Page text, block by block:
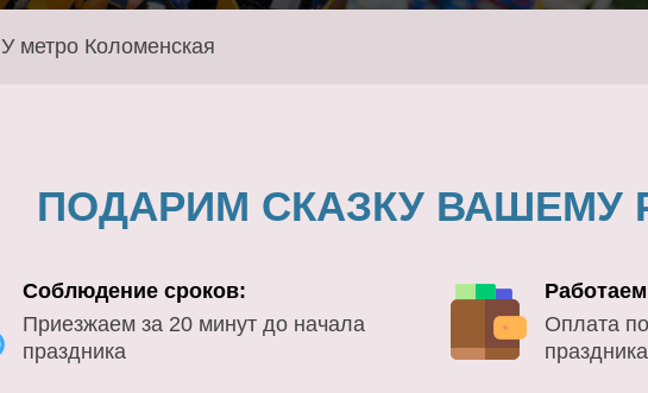
У метро Коломенская
ПОДАРИМ СКАЗКУ ВАШЕМУ
Соблюдение сроков:
Приезжаем за 20 минут до начала
праздника
Оплата
праздника